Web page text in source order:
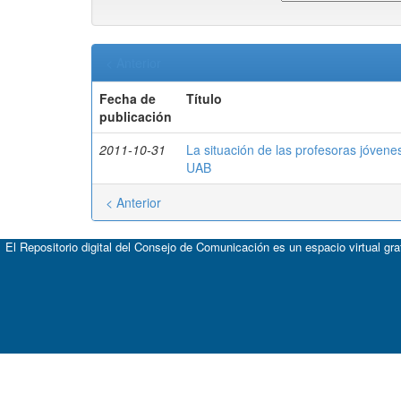
Fecha de
publicación
Título
2011-10-31
La situación de las profesoras
UAB
< Anterior
El Repositorio digital del Consejo de Comunicación es un espacio virtual